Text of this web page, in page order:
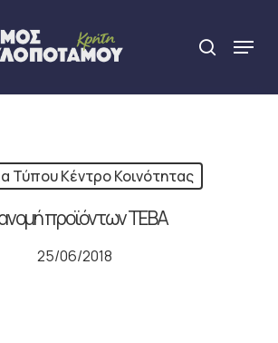
search
Menu
Τύπου Κέντρο Κοινότητας
προϊόντων ΤΕΒΑ
25/06/2018
Close